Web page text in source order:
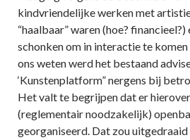
kindvriendelijke werken met
“haalbaar” waren (hoe?
schonken om in interactie te
ons weten werd het bestaand
‘Kunstenplatform” nergens bij
Het valt te begrijpen dat er
(reglementair noodzakelijk)
georganiseerd. Dat zou uitgedraaid